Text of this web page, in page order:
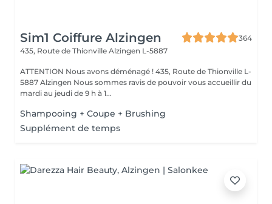
Sim1 Coiffure Alzingen
364
435, Route de Thionville Alzingen L-5887
ATTENTION Nous avons déménagé ! 435, Route de Thionville L-
5887 Alzingen Nous sommes ravis de pouvoir vous accueillir du
mardi au jeudi de 9 h à 1...
Shampooing + Coupe + Brushing
Supplément de temps